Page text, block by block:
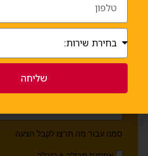
סמנו עבור מה תרצו לקבל הצעה
שליחה